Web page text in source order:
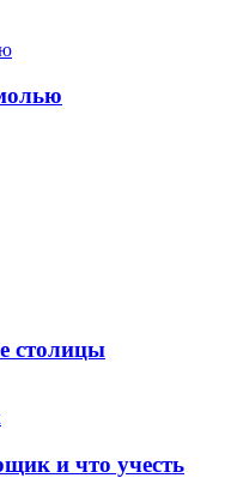
столицы
и что учесть